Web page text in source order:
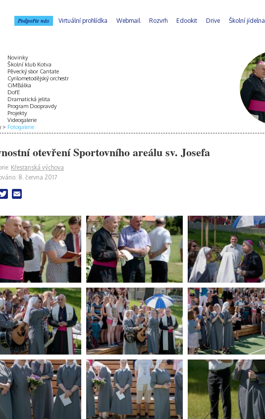
Podpořte nás Virtuální prohlídka Webmail Rozvrh Edookit Drive Školní jídelna
Novinky
Školní klub Kotva
Pěvecký sbor Cantate
Cyrilometodějský orchestr
CiMBálka
DofE
Dramatická jelita
Program Doopravdy
Projekty
Videogalerie
Fotogalerie
otevření Sportovního areálu sv. Josefa
Křesťanská výchova
8. června 2017
Twitter